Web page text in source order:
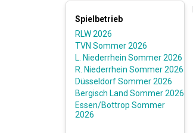
Spielbetrieb
RLW 2026
TVN Sommer 2026
L. Niederrhein Sommer 2026
R. Niederrhein Sommer 2026
Düsseldorf Sommer 2026
Bergisch Land Sommer 2026
Essen/Bottrop Sommer
2026